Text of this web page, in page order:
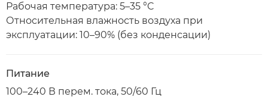
Рабочая температура: 5–35 °C
Относительная влажность воздуха при
эксплуатации: 10–90% (без конденсации)
Питание
100–240 В перем. тока, 50/60 Гц